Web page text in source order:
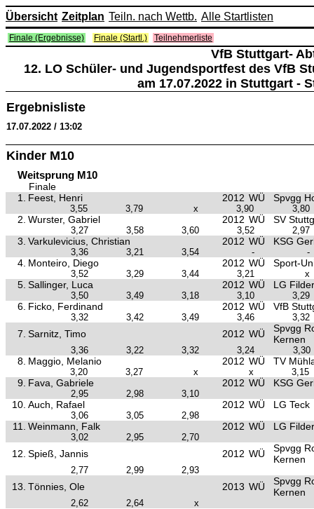
Übersicht Zeitplan Teiln. nach Wettb. Alle Startlisten
Finale (Ergebnisse) Finale (Startl.) Teilnehmerliste
VfB Stuttgart-
12. LO Schüler- und Jugendsportfest des VfB
am 17.07.2022 in Stuttgart -
Ergebnisliste
17.07.2022 / 13:02
Kinder M10
Weitsprung M10
Finale
1.
Feest, Henri 2012 WÜ Spvgg
3,55 3,79 x 3,90 3,80
2. Wurster, Gabriel 2012 WÜ SV
3,27 3,58 3,60 3,52 2,97
3. Varkulevicius, Christian 2012 WÜ KSG
3,36 3,21 3,54 - -
4. Monteiro, Diego 2012 WÜ Sport-
3,52 3,29 3,44 3,21 x
5. Sallinger, Luca 2012 WÜ LG Filder
3,50 3,49 3,18 3,10 3,29
6. Ficko, Ferdinand 2012 WÜ VfB
3,32 3,42 3,49 3,46 3,32
7. Sarnitz, Timo 2012 WÜ
Spvgg
Kernen
3,36 3,22 3,32 3,24 3,30
8. Maggio, Melanio 2012 WÜ TV
3,20 3,27 x x 3,15
9. Fava, Gabriele 2012 WÜ KSG
2,95 2,98 3,10
10. Auch, Rafael 2012 WÜ LG Teck
3,06 3,05 2,98
11. Weinmann, Falk 2012 WÜ LG Filder
3,02 2,95 2,70
12. Spieß, Jannis 2012 WÜ
Spvgg
Kernen
2,77 2,99 2,93
13. Tönnies, Ole 2013 WÜ
Spvgg
Kernen
2,62 2,64 x